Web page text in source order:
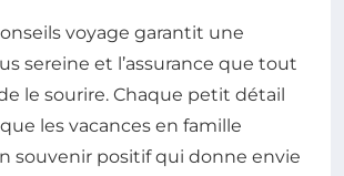
voyage garantit une
sereine et l’assurance que tout
le sourire. Chaque petit détail
les vacances en famille
souvenir positif qui donne envie